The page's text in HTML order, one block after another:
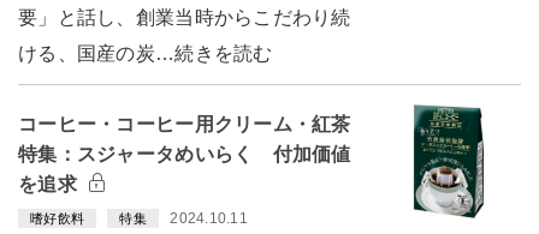
要」と話し、創業当時からこだわり続
ける、国産の炭…続きを読む
コーヒー・コーヒー用クリーム・紅茶
特集：スジャータめいらく 付加価値
を追求
嗜好飲料 特集 2024.10.11